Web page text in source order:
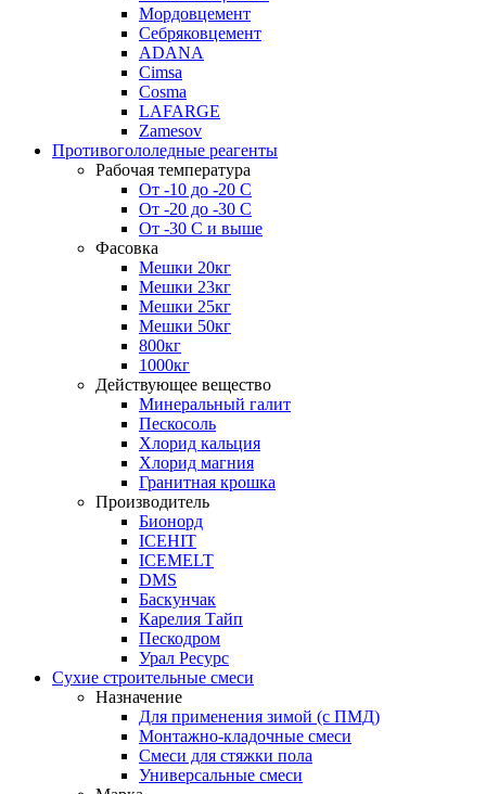
Мордовцемент
Себряковцемент
ADANA
Cimsa
Cosma
LAFARGE
Zamesov
Противогололедные реагенты
Рабочая температура
От -10 до -20 С
От -20 до -30 С
От -30 С и выше
Фасовка
Мешки 20кг
Мешки 23кг
Мешки 25кг
Мешки 50кг
800кг
1000кг
Действующее вещество
Минеральный галит
Пескосоль
Хлорид кальция
Хлорид магния
Гранитная крошка
Производитель
Бионорд
ICEHIT
ICEMELT
DMS
Баскунчак
Карелия Тайп
Пескодром
Урал Ресурс
Сухие строительные смеси
Назначение
Для применения зимой (с ПМД)
Монтажно-кладочные смеси
Смеси для стяжки пола
Универсальные смеси